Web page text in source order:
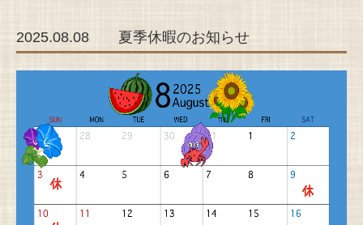
2025.08.08 夏季休暇のお知らせ